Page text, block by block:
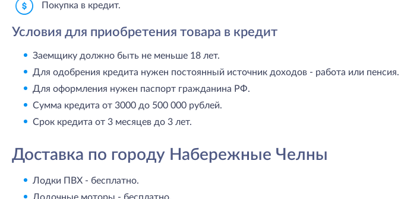
Покупка в кредит.
Условия для приобретения товара в кредит
Заемщику должно быть не меньше 18 лет.
Для одобрения кредита нужен постоянный источник доходов - работа или пенсия.
Для оформления нужен паспорт гражданина РФ.
Сумма кредита от 3000 до 500 000 рублей.
Срок кредита от 3 месяцев до 3 лет.
Доставка по городу Набережные Челны
Лодки ПВХ - бесплатно.
Лодочные моторы - бесплатно.